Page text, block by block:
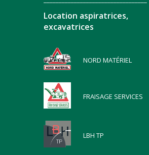
Location aspiratrices,
excavatrices
NORD MATÉRIEL
FRAISAGE SERVICES
LBH TP